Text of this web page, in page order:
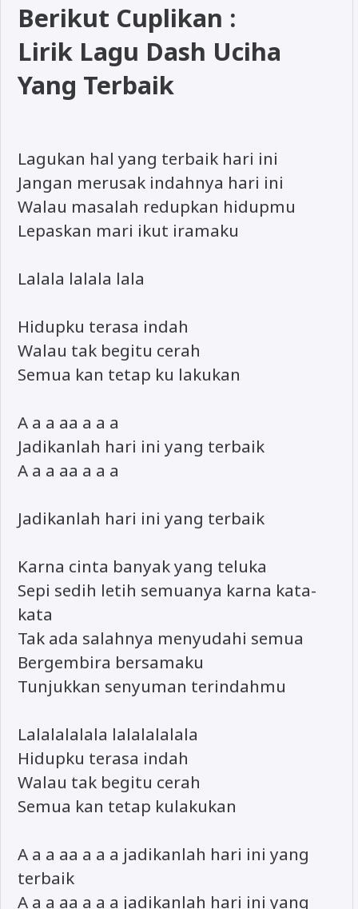
Berikut Cuplikan :
Lirik Lagu Dash Uciha
Yang Terbaik
Lagukan hal yang terbaik hari ini
Jangan merusak indahnya hari ini
Walau masalah redupkan hidupmu
Lepaskan mari ikut iramaku
Lalala lalala lala
Hidupku terasa indah
Walau tak begitu cerah
Semua kan tetap ku lakukan
A a a aa a a a
Jadikanlah hari ini yang terbaik
A a a aa a a a
Jadikanlah hari ini yang terbaik
Karna cinta banyak yang teluka
Sepi sedih letih semuanya karna kata-
kata
Tak ada salahnya menyudahi semua
Bergembira bersamaku
Tunjukkan senyuman terindahmu
Lalalalalala lalalalalala
Hidupku terasa indah
Walau tak begitu cerah
Semua kan tetap kulakukan
A a a aa a a a jadikanlah hari ini yang
terbaik
A a a aa a a a jadikanlah hari ini yang